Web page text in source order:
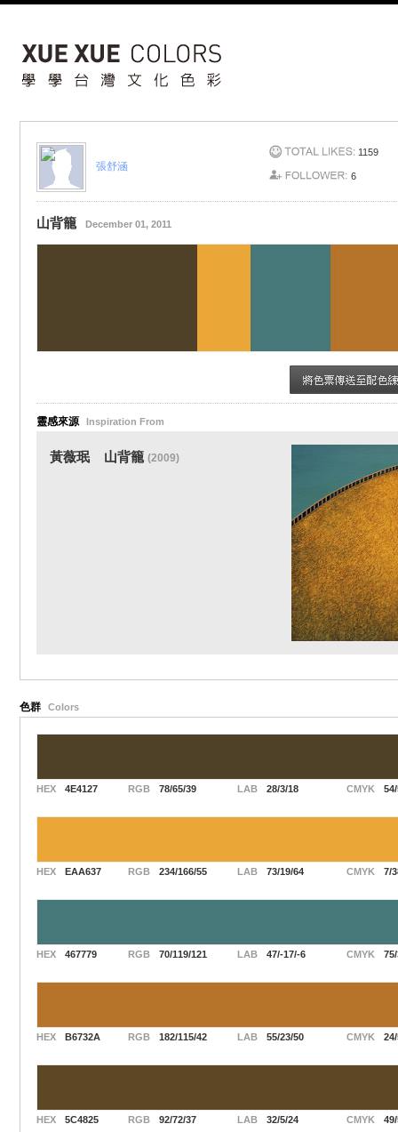
張舒涵
1159
6
山背籠 December 01, 2011
靈感來源 Inspiration From
黃薇珉 山背籠 (2009)
色群 Colors
HEX 4E4127 RGB 78/65/39 LAB 28/3/18 CMYK
HEX EAA637 RGB 234/166/55 LAB 73/19/64 CMYK 7/
HEX 467779 RGB 70/119/121 LAB 47/-17/-6 CMYK
HEX B6732A RGB 182/115/42 LAB 55/23/50 CMYK
HEX 5C4825 RGB 92/72/37 LAB 32/5/24 CMYK